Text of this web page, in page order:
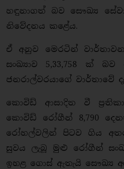
හඳුනාගත් බව සෞඛ්‍ය
නිවේදනය කළේය.
ඒ අනුව මෙරටින්
සංඛ්‍යාව 5,33,758 ක්
ජනරාල්වරයාගේ වාර්තාවේ
කොවිඩ් ආසාදිත වී
කොවිඩ් රෝගීන් 8,790
රෝහල්වලින් පිටව ගිය
සුවය ලැබූ මුළු රෝගීන්
ඉහළ ගොස් ඇතැයි සෞඛ්‍ය